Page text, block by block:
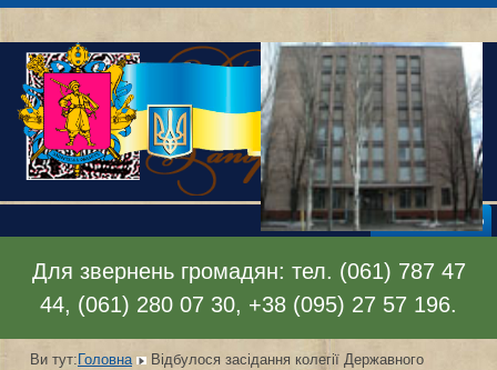
Відкрити меню
Для звернень громадян: тел. (061) 787 47
44, (061) 280 07 30, +38 (095) 27 57 196.
Ви тут:Головна
Відбулося засідання колегії Державного